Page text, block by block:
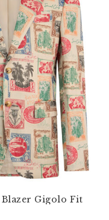
Gigolo Fit